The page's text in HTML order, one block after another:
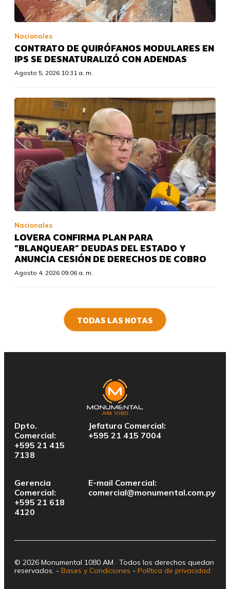
Nacionales
CONTRATO DE QUIRÓFANOS MODULARES EN
IPS SE DESNATURALIZÓ CON ADENDAS
Agosto 5, 2026 10:31 a. m.
Nacionales
LOVERA CONFIRMA PLAN PARA
“BLANQUEAR” DEUDAS DEL ESTADO Y
ANUNCIA CESIÓN DE DERECHOS DE COBRO
Agosto 4, 2026 09:06 a. m.
TODAS LAS NOTAS
Dpto.
Comercial:
+595 21 415
7138
Jefatura Comercial:
+595 21 415 7004
Gerencia
Comercial:
+595 21 618
4120
E-mail Comercial:
comercial@monumental.com.py
© 2026 Monumental 1080 AM · Todos los derechos quedan
reservados. - Bases y Condiciones - Política de privacidad